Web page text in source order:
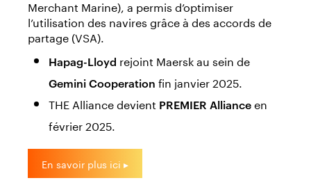
Merchant Marine), a permis d’optimiser
l’utilisation des navires grâce à des accords de
partage (VSA).
Hapag-Lloyd rejoint Maersk au sein de
Gemini Cooperation fin janvier 2025.
THE Alliance devient PREMIER Allianceen
février 2025.
En savoir plus ici ▸